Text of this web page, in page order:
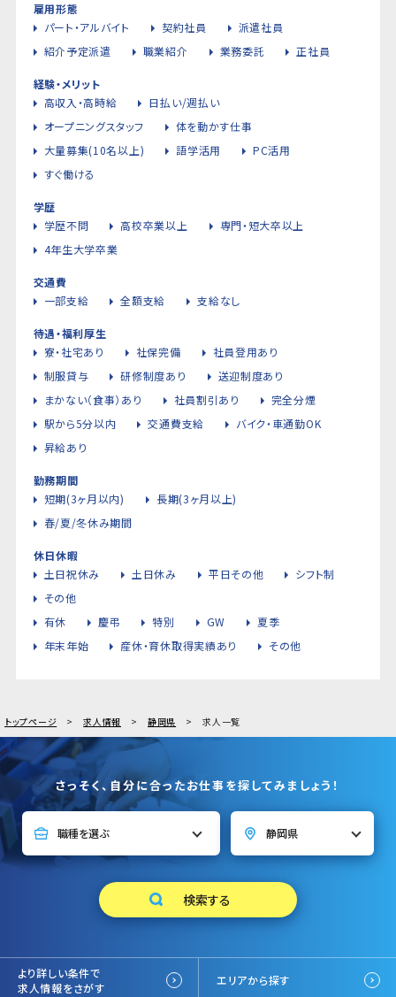
雇用形態
パート・アルバイト
契約社員
派遣社員
紹介予定派遣
職業紹介 業務委託 正社員
経験・メリット
高収入・高時給
日払い/週払い
オープニングスタッフ
体を動かす仕事
大量募集(10名以上)
語学活用
PC活用
すぐ働ける
学歴
学歴不問
高校卒業以上
専門・短大卒以上
4年生大学卒業
交通費
一部支給
全額支給 支給なし
待遇・福利厚生
寮・社宅あり
社保完備
社員登用あり
制服貸与
研修制度あり
送迎制度あり
まかない（食事）あり
社員割引あり
完全分煙
駅から5分以内
交通費支給
バイク・車通勤OK
昇給あり
勤務期間
短期(3ヶ月以内)
長期(3ヶ月以上)
春/夏/冬休み期間
休日休暇
土日祝休み
土日休み 平日その他
シフト制
その他
有休
慶弔 特別 GW
夏季
年末年始
産休・育休取得実績あり その他
トップページ 求人情報 静岡県 求人一覧
さっそく、自分に合ったお仕事を探してみましょう！
より詳しい条件で
求人情報をさがす
エリアから探す